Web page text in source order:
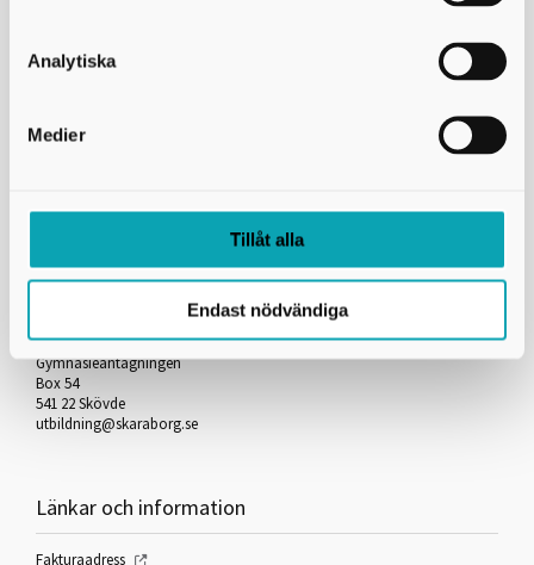
Analytiska
Medier
Tillåt alla
Endast nödvändiga
Kontakta oss
Skaraborgs Kommunalförbund
Gymnasieantagningen
Box 54
541 22 Skövde
utbildning@skaraborg.se
Länkar och information
Fakturaadress